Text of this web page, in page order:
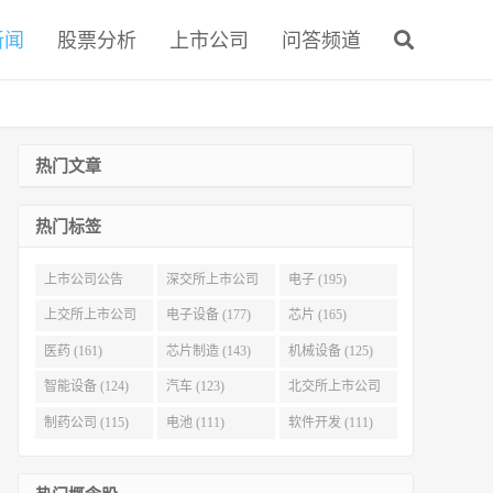
股票分析 上市公司 问答频道
热门文章
热门标签
上市公司公告
(321)
深交所上市公司
(215)
电子 (195)
上交所上市公司
(186)
电子设备 (177) 芯片 (165)
医药 (161) 芯片制造 (143) 机械设备 (125)
智能设备 (124) 汽车 (123) 北交所上市公司
(116)
制药公司 (115) 电池 (111) 软件开发 (111)